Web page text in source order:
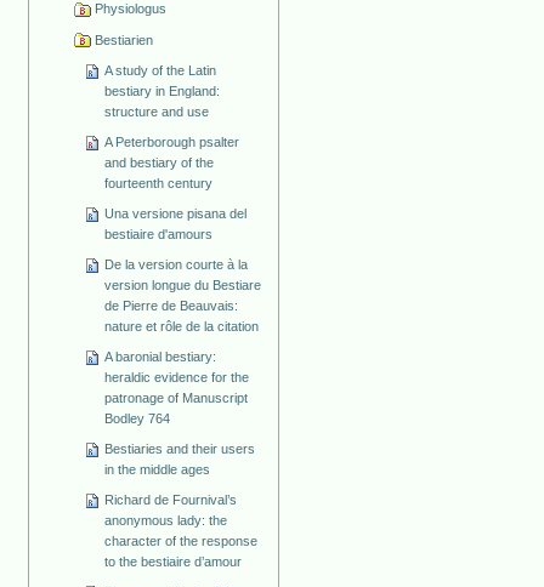
Physiologus
Bestiarien
A study of the Latin
bestiary in England:
structure and use
A Peterborough psalter
and bestiary of the
fourteenth century
Una versione pisana del
bestiaire d'amours
De la version courte à la
version longue du Bestiare
de Pierre de Beauvais:
nature et rôle de la citation
A baronial bestiary:
heraldic evidence for the
patronage of Manuscript
Bodley 764
Bestiaries and their users
in the middle ages
Richard de Fournival’s
anonymous lady: the
character of the response
to the bestiaire d’amour